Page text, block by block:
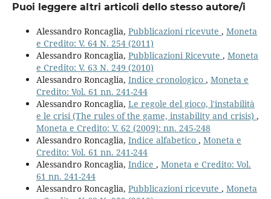
Puoi leggere altri articoli dello stesso autore/i
Alessandro Roncaglia, Pubblicazioni ricevute , Moneta
e Credito: V. 64 N. 254 (2011)
Alessandro Roncaglia, Pubblicazioni Ricevute , Moneta
e Credito: V. 63 N. 249 (2010)
Alessandro Roncaglia, Indice cronologico , Moneta e
Credito: Vol. 61 nn. 241-244
Alessandro Roncaglia, Le regole del gioco, l'instabilità
e le crisi (The rules of the game, instability and crisis) ,
Moneta e Credito: V. 62 (2009): nn. 245-248
Alessandro Roncaglia, Indice alfabetico , Moneta e
Credito: Vol. 61 nn. 241-244
Alessandro Roncaglia, Indice , Moneta e Credito: Vol.
61 nn. 241-244
Alessandro Roncaglia, Pubblicazioni ricevute , Moneta